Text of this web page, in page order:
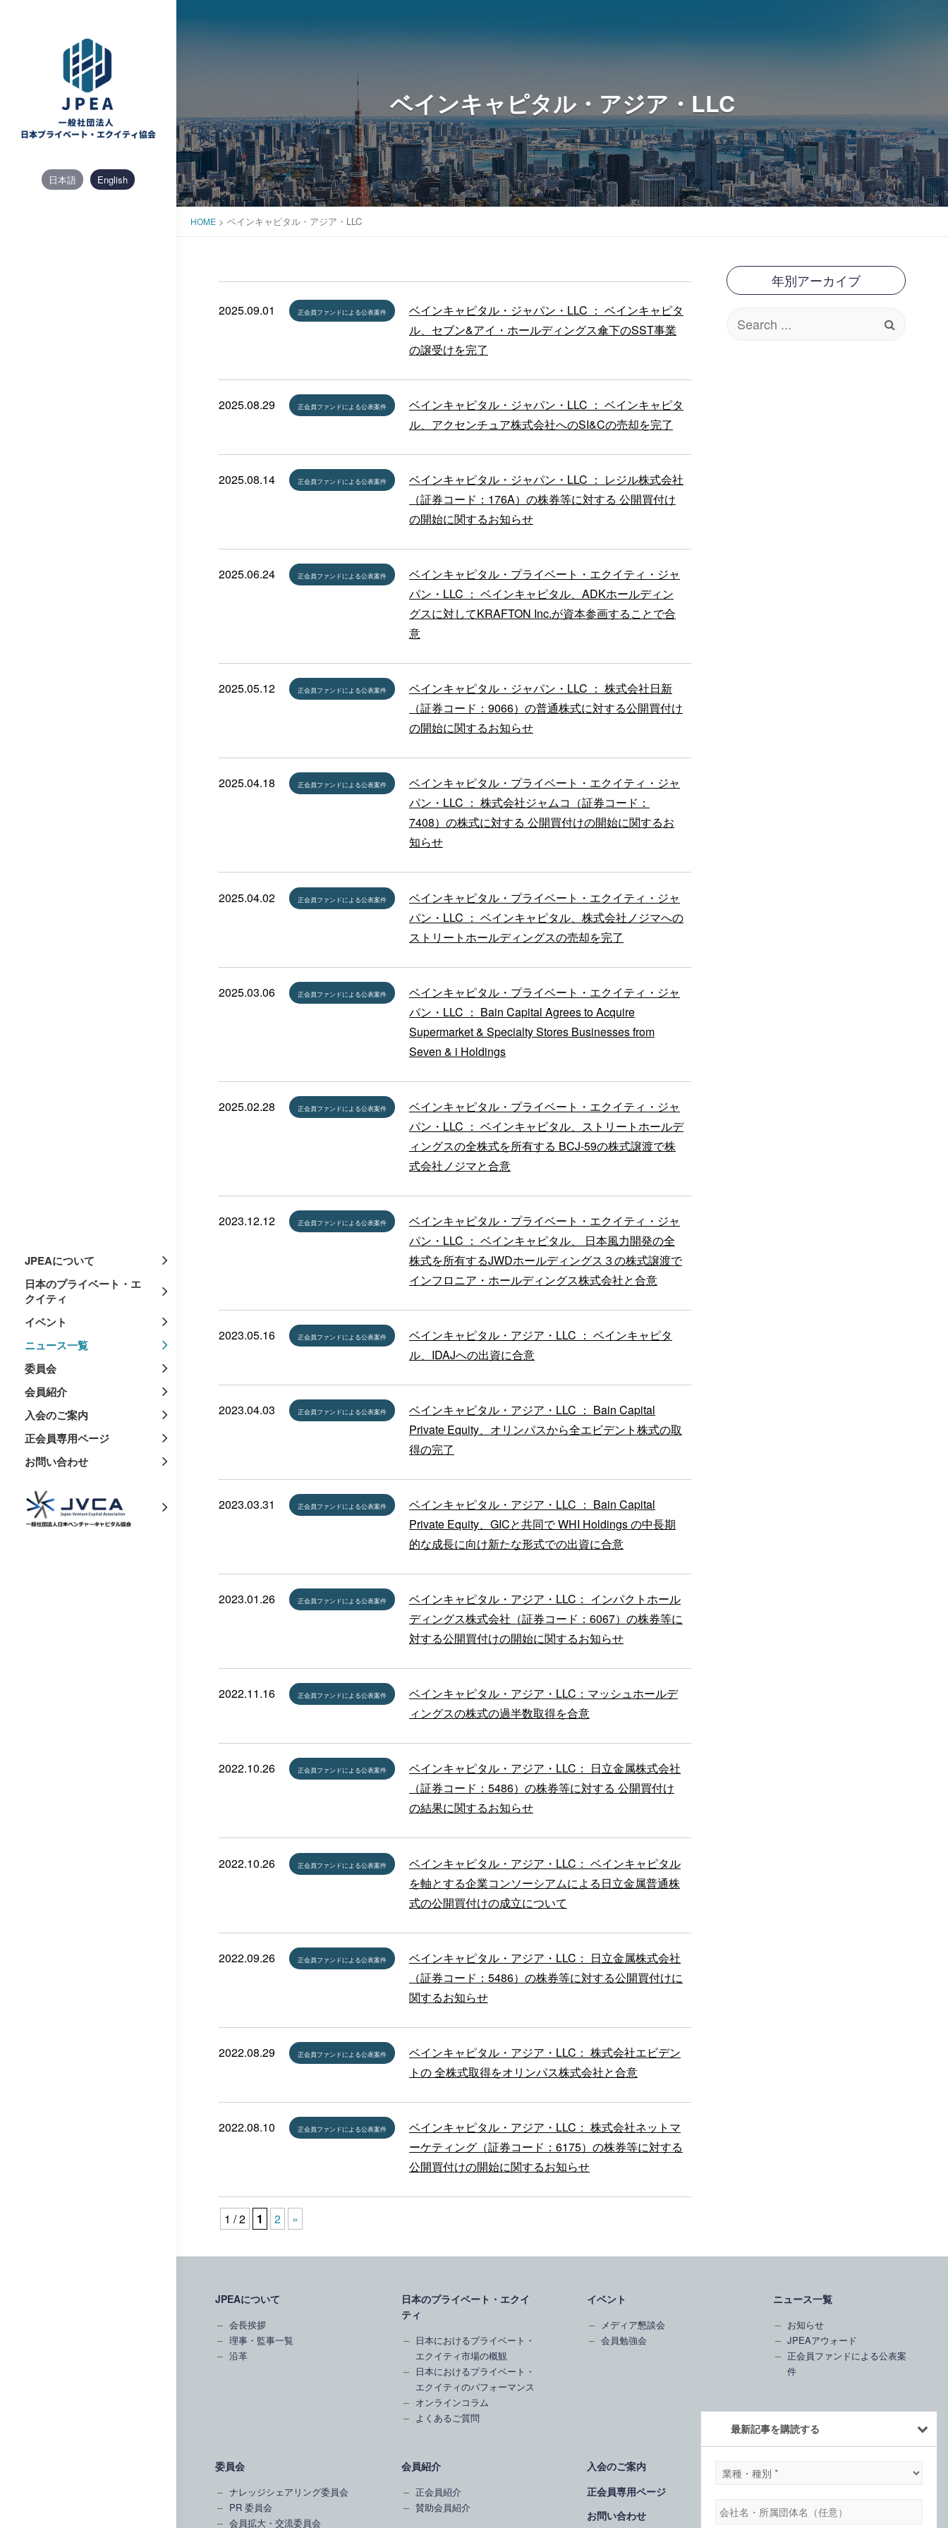
日本語 English
JPEAについて
日本のプライベート・エ
クイティ
イベント
ニュース一覧
委員会
会員紹介
入会のご案内
正会員専用ページ
お問い合わせ
ベインキャピタル・アジア・LLC
HOME > ベインキャピタル・アジア・LLC
2025.09.01 正会員ファンドによる公表案件
ベインキャピタル・ジャパン・LLC ： ベインキャピタ
ル、セブン&アイ・ホールディングス傘下のSST事業
の譲受けを完了
2025.08.29 正会員ファンドによる公表案件
ベインキャピタル・ジャパン・LLC ： ベインキャピタ
ル、アクセンチュア株式会社へのSI&Cの売却を完了
2025.08.14 正会員ファンドによる公表案件
ベインキャピタル・ジャパン・LLC ： レジル株式会社
（証券コード：176A）の株券等に対する 公開買付け
の開始に関するお知らせ
2025.06.24 正会員ファンドによる公表案件
ベインキャピタル・プライベート・エクイティ・ジャ
パン・LLC ： ベインキャピタル、ADKホールディン
グスに対してKRAFTON Inc.が資本参画することで合
意
2025.05.12 正会員ファンドによる公表案件
ベインキャピタル・ジャパン・LLC ： 株式会社日新
（証券コード：9066）の普通株式に対する公開買付け
の開始に関するお知らせ
2025.04.18 正会員ファンドによる公表案件
ベインキャピタル・プライベート・エクイティ・ジャ
パン・LLC ： 株式会社ジャムコ（証券コード：
7408）の株式に対する 公開買付けの開始に関するお
知らせ
2025.04.02 正会員ファンドによる公表案件
ベインキャピタル・プライベート・エクイティ・ジャ
パン・LLC ： ベインキャピタル、株式会社ノジマへの
ストリートホールディングスの売却を完了
2025.03.06 正会員ファンドによる公表案件
ベインキャピタル・プライベート・エクイティ・ジャ
パン・LLC ： Bain Capital Agrees to Acquire
Supermarket & Specialty Stores Businesses from
Seven & i Holdings
2025.02.28 正会員ファンドによる公表案件
ベインキャピタル・プライベート・エクイティ・ジャ
パン・LLC ： ベインキャピタル、ストリートホールデ
ィングスの全株式を所有する BCJ-59の株式譲渡で株
式会社ノジマと合意
2023.12.12 正会員ファンドによる公表案件
ベインキャピタル・プライベート・エクイティ・ジャ
パン・LLC ： ベインキャピタル、 日本風力開発の全
株式を所有するJWDホールディングス３の株式譲渡で
インフロニア・ホールディングス株式会社と合意
2023.05.16 正会員ファンドによる公表案件
ベインキャピタル・アジア・LLC ： ベインキャピタ
ル、IDAJへの出資に合意
2023.04.03 正会員ファンドによる公表案件
ベインキャピタル・アジア・LLC ： Bain Capital
Private Equity、オリンパスから全エビデント株式の取
得の完了
2023.03.31 正会員ファンドによる公表案件
ベインキャピタル・アジア・LLC ： Bain Capital
Private Equity、GICと共同で WHI Holdings の中長期
的な成長に向け新たな形式での出資に合意
2023.01.26 正会員ファンドによる公表案件
ベインキャピタル・アジア・LLC： インパクトホール
ディングス株式会社（証券コード：6067）の株券等に
対する公開買付けの開始に関するお知らせ
2022.11.16 正会員ファンドによる公表案件
ベインキャピタル・アジア・LLC：マッシュホールデ
ィングスの株式の過半数取得を合意
2022.10.26 正会員ファンドによる公表案件
ベインキャピタル・アジア・LLC： 日立金属株式会社
（証券コード：5486）の株券等に対する 公開買付け
の結果に関するお知らせ
2022.10.26 正会員ファンドによる公表案件
ベインキャピタル・アジア・LLC： ベインキャピタル
を軸とする企業コンソーシアムによる日立金属普通株
式の公開買付けの成立について
2022.09.26 正会員ファンドによる公表案件
ベインキャピタル・アジア・LLC： 日立金属株式会社
（証券コード：5486）の株券等に対する公開買付けに
関するお知らせ
2022.08.29 正会員ファンドによる公表案件
ベインキャピタル・アジア・LLC： 株式会社エビデン
トの 全株式取得をオリンパス株式会社と合意
2022.08.10 正会員ファンドによる公表案件
ベインキャピタル・アジア・LLC： 株式会社ネットマ
ーケティング（証券コード：6175）の株券等に対する
公開買付けの開始に関するお知らせ
1 / 2 1 2 »
年別アーカイブ
for:
JPEAについて
会長挨拶
理事・監事一覧
沿革
日本のプライベート・エクイ
ティ
日本におけるプライベート・
エクイティ市場の概観
日本におけるプライベート・
エクイティのパフォーマンス
オンラインコラム
よくあるご質問
イベント
メディア懇談会
会員勉強会
ニュース一覧
お知らせ
JPEAアウォード
正会員ファンドによる公表案
件
委員会
ナレッジシェアリング委員会
PR 委員会
会員拡大・交流委員会
会員紹介
正会員紹介
賛助会員紹介
入会のご案内
正会員専用ページ
お問い合わせ
最新記事を購読する
業
種
会